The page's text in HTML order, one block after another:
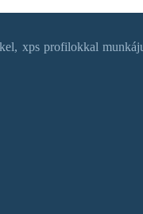
xps profilokkal